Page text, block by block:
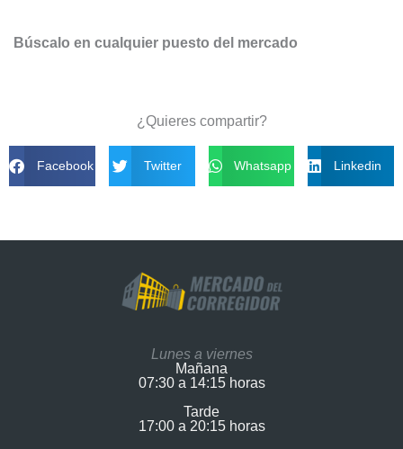
Búscalo en cualquier puesto del mercado
¿Quieres compartir?
Facebook Twitter Whatsapp Linkedin
Lunes a viernes
Mañana
07:30 a 14:15 horas
Tarde
17:00 a 20:15 horas​